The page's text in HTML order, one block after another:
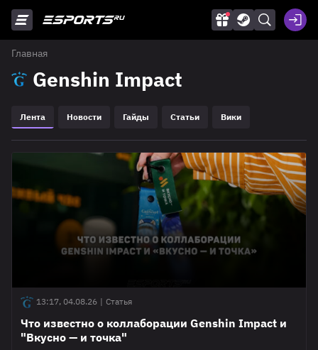
Главная
Genshin Impact
Лента Новости Гайды Статьи Вики
13:17, 04.08.26 | Статья
Что известно о коллаборации Genshin Impact и
"Вкусно — и точка"